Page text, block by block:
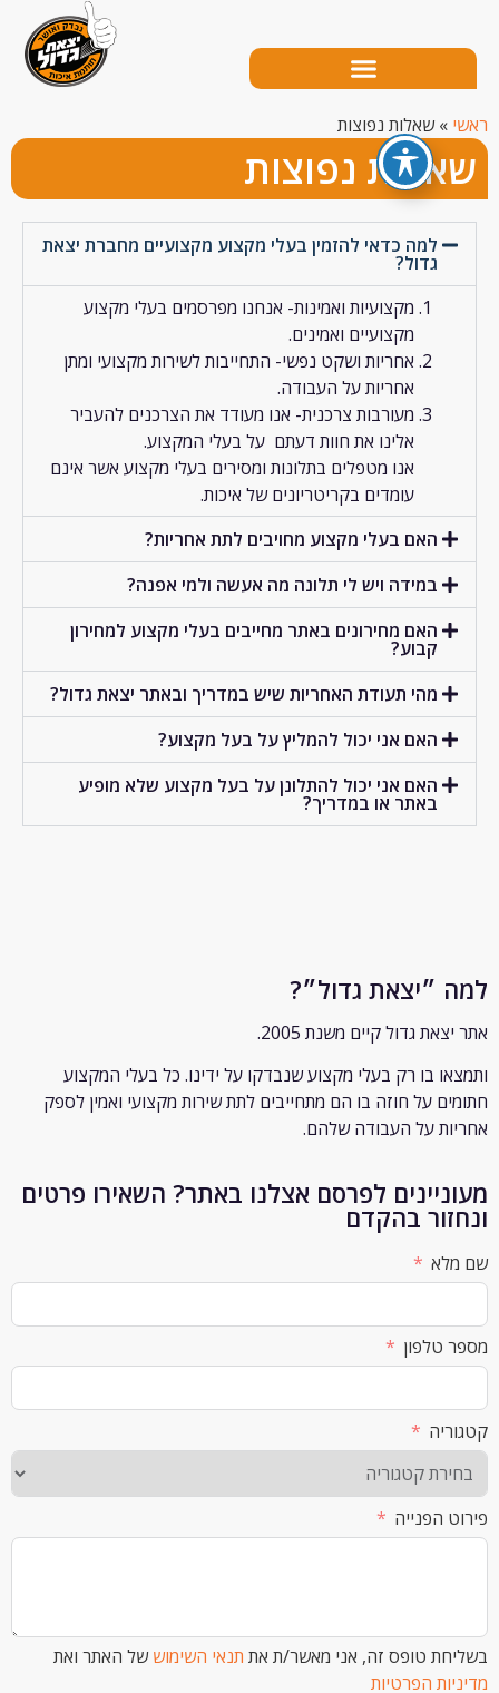
שאלות נפוצות
נפוצות
גדול״?
גדול קיים משנת 2005.
בו רקבעלי מקצוע שנבדקו על ידינו. כל בעלי המקצוע
על חוזה בו הם מתחייבים לתת שירות מקצועי ואמין לספק
על העבודה שלהם.
לפרסם אצלנו באתר? השאירו פרטים
בהקדם
טופס זה, אני מאשר/ת אתתנאי השימוש של האתר ואת
הפרטיות
למה כדאי להזמין בעלי מקצוע מקצועיים מחברת יצאת
מקצועיות ואמינות- אנחנו מפרסמים בעלי מקצוע
מקצועיים ואמינים.
אחריות ושקט נפשי- התחייבות לשירות מקצועי ומתן
אחריות על העבודה.
מעורבות צרכנית- אנו מעודד את הצרכנים להעביר
אלינו את חוות דעתם על בעלי המקצוע.
אנו מטפלים בתלונות ומסירים בעלי מקצוע אשר אינם
עומדים בקריטריונים של איכות.
האם בעלי מקצוע מחויבים לתת אחריות?
במידה ויש לי תלונה מה אעשה ולמי אפנה?
האם מחירונים באתר מחייבים בעלי מקצוע למחירון
מהי תעודת האחריות שיש במדריך ובאתר יצאת גדול?
האם אני יכול להמליץ על בעל מקצוע?
האם אני יכול להתלונן על בעל מקצוע שלא מופיע
באתר או במדריך?